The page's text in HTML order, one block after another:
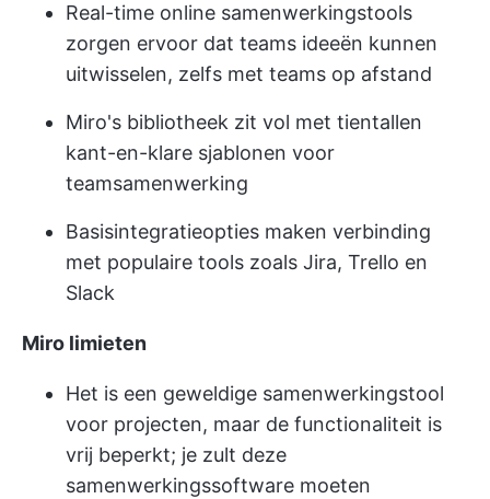
Real-time online samenwerkingstools
zorgen ervoor dat teams ideeën kunnen
uitwisselen, zelfs met teams op afstand
Miro's bibliotheek zit vol met tientallen
kant-en-klare sjablonen voor
teamsamenwerking
Basisintegratieopties maken verbinding
met populaire tools zoals Jira, Trello en
Slack
Miro limieten
Het is een geweldige samenwerkingstool
voor projecten, maar de functionaliteit is
vrij beperkt; je zult deze
samenwerkingssoftware moeten